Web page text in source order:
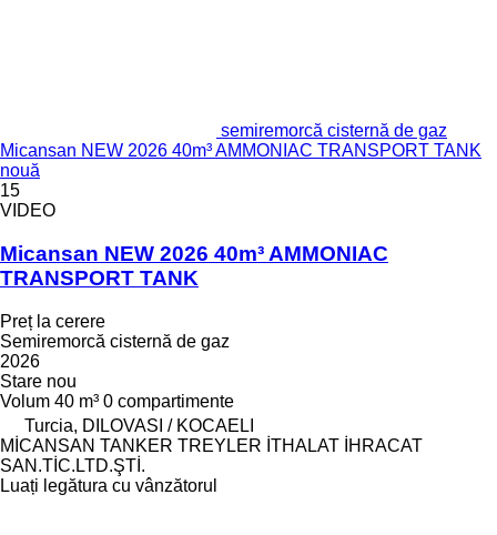
semiremorcă cisternă de gaz
Micansan NEW 2026 40m³ AMMONIAC TRANSPORT TANK
nouă
15
VIDEO
Micansan NEW 2026 40m³ AMMONIAC
TRANSPORT TANK
Preț la cerere
Semiremorcă cisternă de gaz
2026
Stare nou
Volum 40 m³ 0 compartimente
Turcia, DILOVASI / KOCAELI
MİCANSAN TANKER TREYLER İTHALAT İHRACAT
SAN.TİC.LTD.ŞTİ.
Luați legătura cu vânzătorul